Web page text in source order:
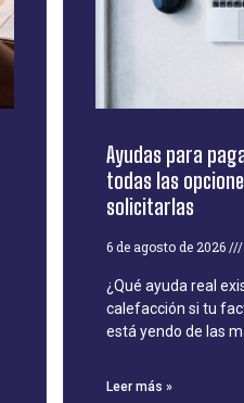
Ayudas para
todas las
solicitarlas
6 de agosto de 2026
¿Qué ayuda real
calefacción si tu
está yendo de las
Leer más »